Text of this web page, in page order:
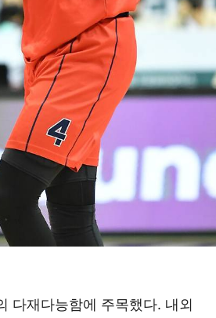
다재다능함에 주목했다. 내외